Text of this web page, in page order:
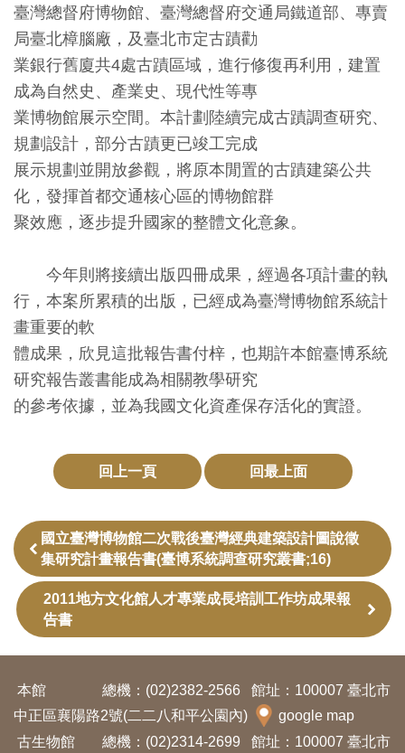
藏
研
究
便
民
服
務
公
開
資
訊
與
資
訊
安
全
宣
資
臺灣總督府博物館、臺灣總督府交通局鐵道部、專賣
局臺北樟腦廠，及臺北市定古蹟勸
業銀行舊廈共4處古蹟區域，進行修復再利用，建置
成為自然史、產業史、現代性等專
業博物館展示空間。本計劃陸續完成古蹟調查研究、
規劃設計，部分古蹟更已竣工完成
展示規劃並開放參觀，將原本閒置的古蹟建築公共
化，發揮首都交通核心區的博物館群
聚效應，逐步提升國家的整體文化意象。
今年則將接續出版四冊成果，經過各項計畫的執
行，本案所累積的出版，已經成為臺灣博物館系統計
畫重要的軟
體成果，欣見這批報告書付梓，也期許本館臺博系統
研究報告叢書能成為相關教學研究
的參考依據，並為我國文化資產保存活化的實證。
回上一頁 回最上面
國立臺灣博物館二次戰後臺灣經典建築設計圖說徵
集研究計畫報告書(臺博系統調查研究叢書;16)
2011地方文化館人才專業成長培訓工作坊成果報
告書
本館 總機：(02)2382-2566
館址：100007 臺北市
中正區襄陽路2號(二二八和平公園內)
google map
古生物館
總機：(02)2314-2699
館址：100007 臺北市